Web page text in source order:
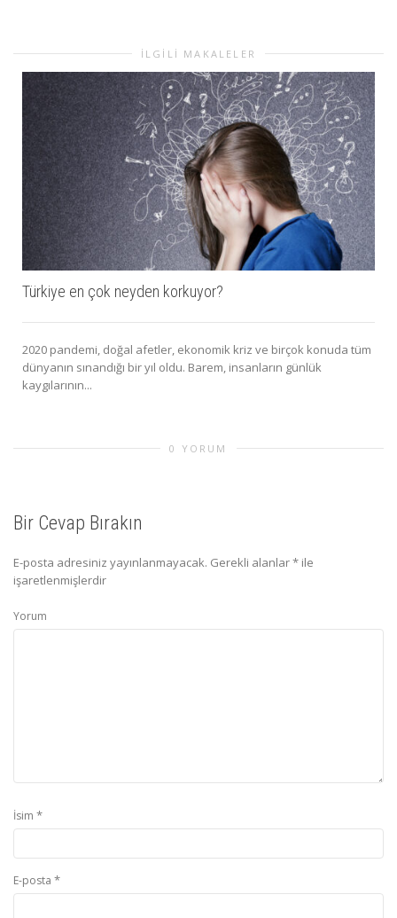
İLGILI MAKALELER
Türkiye en çok neyden korkuyor?
2020 pandemi, doğal afetler, ekonomik kriz ve birçok konuda tüm
dünyanın sınandığı bir yıl oldu. Barem, insanların günlük
kaygılarının...
0 YORUM
Bir Cevap Bırakın
E-posta adresiniz yayınlanmayacak. Gerekli alanlar* ile
işaretlenmişlerdir
Yorum
İsim *
E-posta *